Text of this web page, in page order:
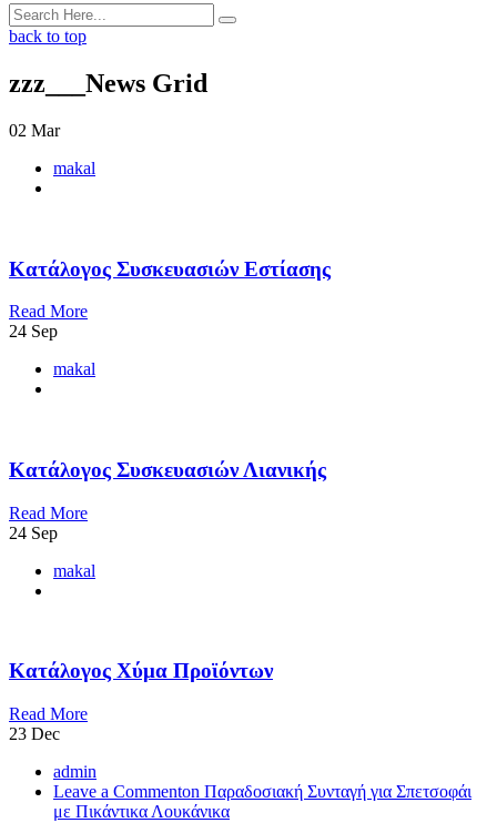
back to top
zzz___News Grid
02 Mar
makal
Κατάλογος Συσκευασιών Εστίασης
Read More
24 Sep
makal
Κατάλογος Συσκευασιών Λιανικής
Read More
24 Sep
makal
Κατάλογος Χύμα Προϊόντων
Read More
23 Dec
admin
Leave a Commenton Παραδοσιακή Συνταγή για Σπετσοφάι
με Πικάντικα Λουκάνικα